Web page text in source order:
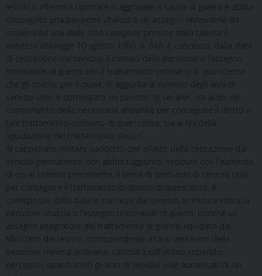
lesioni o infermità riportate o aggravate a causa di guerra e abbia
conseguito una pensione vitalizia o un assegno rinnovabile da
scriversi ad una delle otto categorie previste dalla tabella A
annessa alla legge 10 agosto 1950, n. 648, è concesso, dalla data
di cessazione dal servizio, il cumulo della pensione o l’assegno
rinnovabile di guerra con il trattamento ordinario di quiescenza
che gli spetta, per il quale, in aggiunta al numero degli anni di
servizio utile, è computato un periodo di sei anni, sia ai fini del
compimento della necessaria anzianità per conseguire il diritto a
tale trattamento ordinario di quiescenza, sia ai fini della
liquidazione del trattamento stesso.
Al cappellano militare suddetto che all’atto della cessazione dal
servizio permanente non abbia raggiunto, neppure con l’aumento
di cui al comma precedente, il limite di venti anni di servizio utile
per conseguire il trattamento ordinario di quiescenza, è
corrisposta, dalla data in cui cessi dal servizio, in misura intera la
pensione vitalizia o l’assegno rinnovabile di guerra, nonché un
assegno integratore del trattamento di guerra, liquidato dal
Ministero del tesoro, corrispondente a tanti ventesimi della
pensione minima ordinaria, calcolata sull’ultimo stipendio
percepito, quanti sono gli anni di servizio utile aumentati di sei